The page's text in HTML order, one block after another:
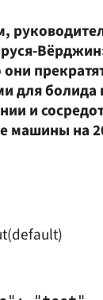
для болида
и
машины на